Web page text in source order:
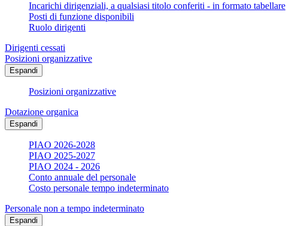
Incarichi dirigenziali, a qualsiasi titolo conferiti - in formato tabellare
Posti di funzione disponibili
Ruolo dirigenti
Dirigenti cessati
Posizioni organizzative
Espandi
Posizioni organizzative
Dotazione organica
Espandi
PIAO 2026-2028
PIAO 2025-2027
PIAO 2024 - 2026
Conto annuale del personale
Costo personale tempo indeterminato
Personale non a tempo indeterminato
Espandi